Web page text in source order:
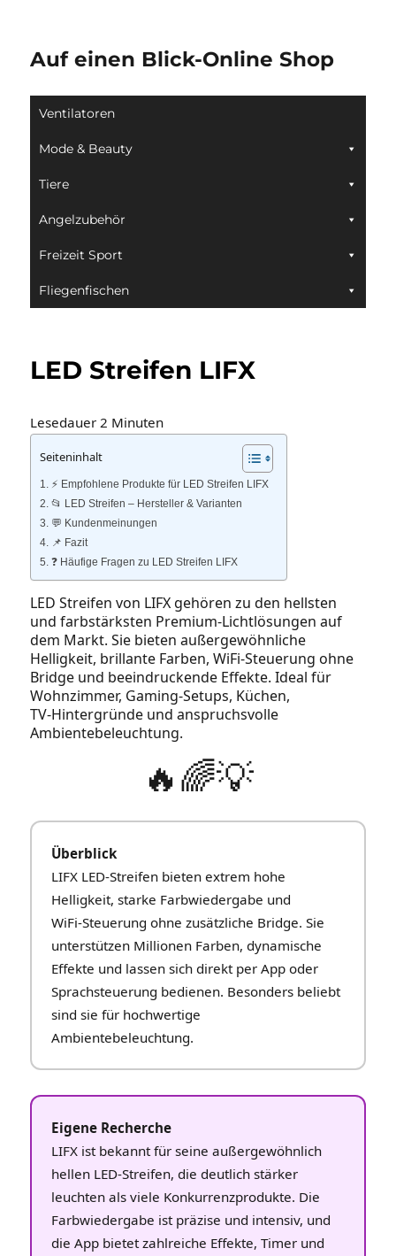
Auf einen Blick-Online Shop
Ventilatoren
Mode & Beauty
Tiere
Angelzubehör
Freizeit Sport
Fliegenfischen
LED Streifen LIFX
Lesedauer 2 Minuten
Seiteninhalt
⚡️ Empfohlene Produkte für LED Streifen LIFX
📂 LED Streifen – Hersteller & Varianten
💬 Kundenmeinungen
📌 Fazit
❓ Häufige Fragen zu LED Streifen LIFX
LED Streifen von LIFX gehören zu den hellsten
und farbstärksten Premium‑Lichtlösungen auf
dem Markt. Sie bieten außergewöhnliche
Helligkeit, brillante Farben, WiFi‑Steuerung ohne
Bridge und beeindruckende Effekte. Ideal für
Wohnzimmer, Gaming‑Setups, Küchen,
TV‑Hintergründe und anspruchsvolle
Ambientebeleuchtung.
🔥🌈💡
Überblick
LIFX LED‑Streifen bieten extrem hohe
Helligkeit, starke Farbwiedergabe und
WiFi‑Steuerung ohne zusätzliche Bridge. Sie
unterstützen Millionen Farben, dynamische
Effekte und lassen sich direkt per App oder
Sprachsteuerung bedienen. Besonders beliebt
sind sie für hochwertige
Ambientebeleuchtung.
Eigene Recherche
LIFX ist bekannt für seine außergewöhnlich
hellen LED‑Streifen, die deutlich stärker
leuchten als viele Konkurrenzprodukte. Die
Farbwiedergabe ist präzise und intensiv, und
die App bietet zahlreiche Effekte, Timer und